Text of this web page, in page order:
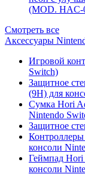
(MOD. HAC-
Смотреть все
Аксессуары
Игровой
Switch)
Защитное
(9H) для
Сумка Hori
Nintendo
Защитное
консоли
Геймпад Hori
консоли